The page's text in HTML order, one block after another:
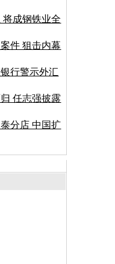
将成钢铁业全
件 狙击内幕
行警示外汇
任志强披露
分店 中国扩